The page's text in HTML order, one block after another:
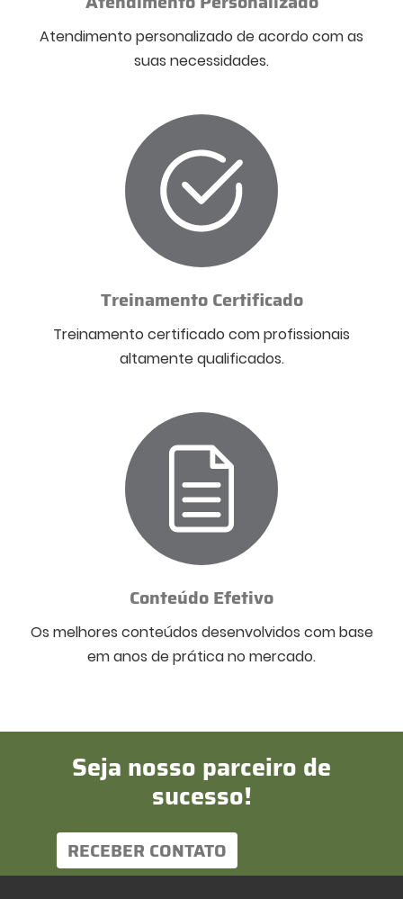
Atendimento personalizado de acordo com as
suas necessidades.
Treinamento Certificado
Treinamento certificado com profissionais
altamente qualificados.
Conteúdo Efetivo
Os melhores conteúdos desenvolvidos com base
em anos de prática no mercado.
Seja nosso parceiro de
sucesso!
RECEBER CONTATO